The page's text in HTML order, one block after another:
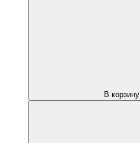
В корзину